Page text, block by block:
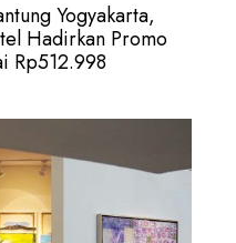
Yogyakarta,
Hadirkan Promo
Rp512.998